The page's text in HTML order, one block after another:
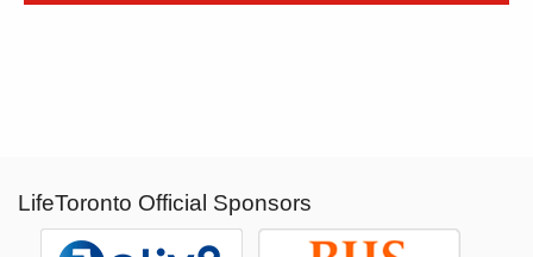
LifeToronto Official Sponsors